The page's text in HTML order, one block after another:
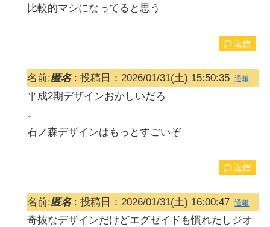
比較的マシになってると思う
返信
名前:匿名: 投稿日：2026/01/31(土) 15:50:35 通報
平成2期デザインおかしいだろ
↓
石ノ森デザインはもっとすごいぞ
返信
名前:匿名: 投稿日：2026/01/31(土) 16:00:47 通報
奇抜なデザインだけどエグゼイドも慣れたしジオ